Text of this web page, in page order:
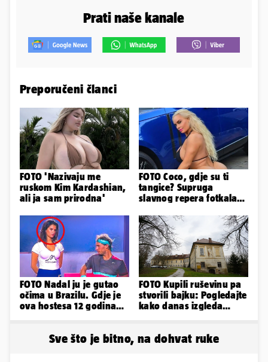
Prati naše kanale
Preporučeni članci
FOTO 'Nazivaju me
ruskom Kim Kardashian,
ali ja sam prirodna'
FOTO Coco, gdje su ti
tangice? Supruga
slavnog repera fotkala
sve
FOTO Nadal ju je gutao
očima u Brazilu. Gdje je
ova hostesa 12 godina
FOTO Kupili ruševinu pa
stvorili bajku: Pogledajte
kako danas izgleda
Sve što je bitno, na dohvat ruke